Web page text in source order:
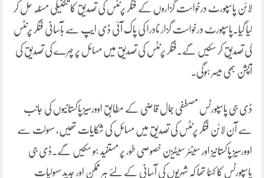
لائن پاسپورٹ درخواست گزاروں کے فنگر پرنٹس کی تصدیق کا تکنیکی مسئلہ حل کر
لیا گیا۔پاسپورٹ درخواست گزار نادرا کی پاک آئی ڈی ایپ سے بآسانی فنگر پرنٹس
کی تصدیق کر سکیں گے۔فنگر پرنٹس کی تصدیق میں مسائل پر چہرے کی تصدیق کی
آپشن بھی میسر ہوگی۔
ڈی جی پاسپورٹس مصطفیٰ جمال قاضی کے مطابق اوورسیز پاکستانیوں کی جانب
سے آن لائن فنگر پرنٹس کی تصدیق میں مسائل کی شکایات تھیں، سہولت سے
اوورسیز پاکستانیز اور سینئر سیٹیزن خصوصی طور پر مستفید ہو سکیں گے۔ڈی جی
پاسپورٹس کا کہنا تھا کہ شہریوں کی آسانی کے لئے ہر ممکن اور جدید سہولیات